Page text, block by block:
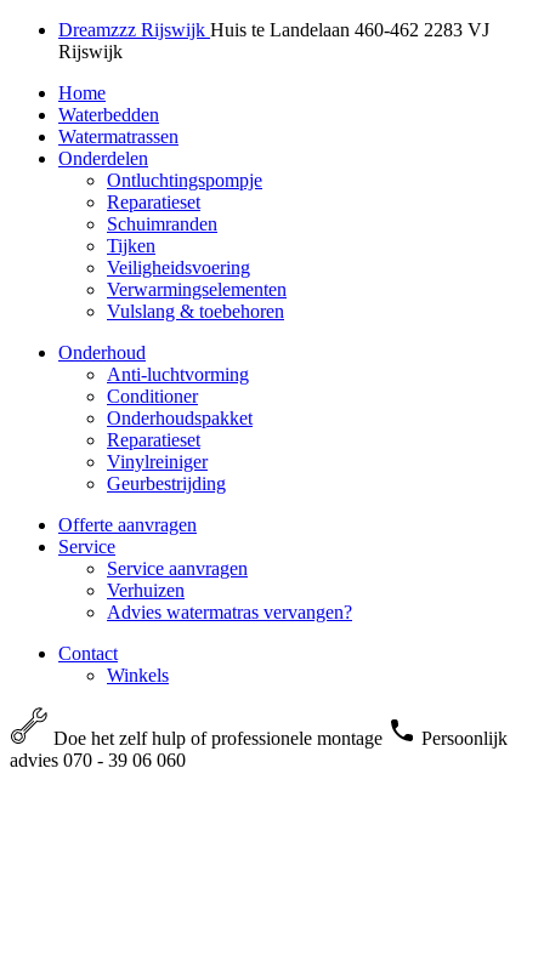
Dreamzzz Rijswijk Huis te Landelaan 460-462 2283 VJ
Rijswijk
Home
Waterbedden
Watermatrassen
Onderdelen
Ontluchtingspompje
Reparatieset
Schuimranden
Tijken
Veiligheidsvoering
Verwarmingselementen
Vulslang & toebehoren
Onderhoud
Anti-luchtvorming
Conditioner
Onderhoudspakket
Reparatieset
Vinylreiniger
Geurbestrijding
Offerte aanvragen
Service
Service aanvragen
Verhuizen
Advies watermatras vervangen?
Contact
Winkels
Doe het zelf hulp of professionele montage
Persoonlijk
advies 070 - 39 06 060